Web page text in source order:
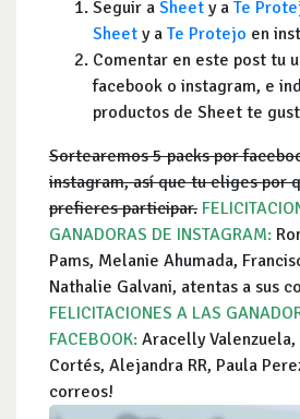
Seguir a Sheet y a Te
Sheet y a Te Protejo en
Comentar en este post tu
facebook o instagram, e
productos de Sheet te
Sortearemos 5 packs por
instagram, así que tu eliges por
prefieres participar.
GANADORAS DE INSTAGRAM:
Pams, Melanie Ahumada,
Nathalie Galvani, atentas a sus
FELICITACIONES A LAS
FACEBOOK: Aracelly
Cortés, Alejandra RR, Paula
correos!